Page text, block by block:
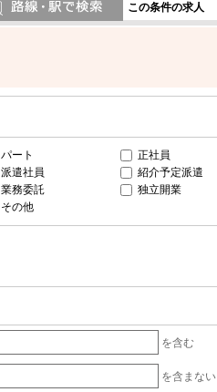
この条件の求人
パート
正社員
派遣社員
紹介予定派遣
業務委託
独立開業
その他
を含む
を含まない